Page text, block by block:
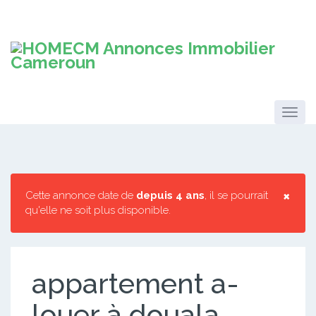
×
Cette annonce date de depuis 4 ans, il se pourrait
qu'elle ne soit plus disponible.
appartement a-